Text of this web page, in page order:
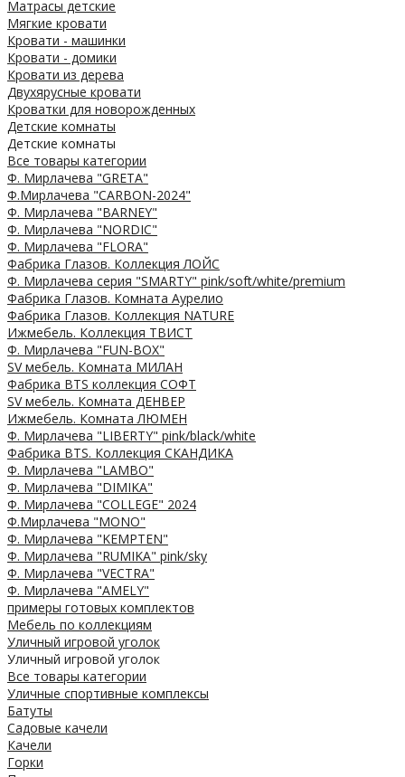
Матрасы детские
Мягкие кровати
Кровати - машинки
Кровати - домики
Кровати из дерева
Двухярусные кровати
Кроватки для новорожденных
Детские комнаты
Детские комнаты
Все товары категории
Ф. Мирлачева "GRETA"
Ф.Мирлачева "CARBON-2024"
Ф. Мирлачева "BARNEY"
Ф. Мирлачева "NORDIC"
Ф. Мирлачева "FLORA"
Фабрика Глазов. Коллекция ЛОЙС
Ф. Мирлачева серия "SMARTY" pink/soft/white/premium
Фабрика Глазов. Комната Аурелио
Фабрика Глазов. Коллекция NATURE
Ижмебель. Коллекция ТВИСТ
Ф. Мирлачева "FUN-BOX"
SV мебель. Комната МИЛАН
Фабрика BTS коллекция СОФТ
SV мебель. Комната ДЕНВЕР
Ижмебель. Комната ЛЮМЕН
Ф. Мирлачева "LIBERTY" pink/black/white
Фабрика BTS. Коллекция СКАНДИКА
Ф. Мирлачева "LAMBO"
Ф. Мирлачева "DIMIKA"
Ф. Мирлачева "COLLEGE" 2024
Ф.Мирлачева "MONO"
Ф. Мирлачева "KEMPTEN"
Ф. Мирлачева "RUMIKA" pink/sky
Ф. Мирлачева "VECTRA"
Ф. Мирлачева "AMELY"
примеры готовых комплектов
Мебель по коллекциям
Уличный игровой уголок
Уличный игровой уголок
Все товары категории
Уличные спортивные комплексы
Батуты
Садовые качели
Качели
Горки